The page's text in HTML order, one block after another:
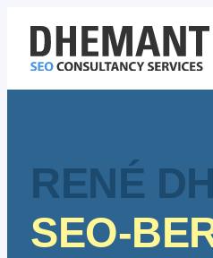
Zum
Inhalt
springen
RENÉ
SEO-